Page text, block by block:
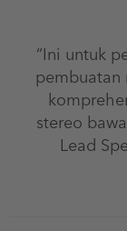
“Ini untuk
pembuatan
stereo
Lead